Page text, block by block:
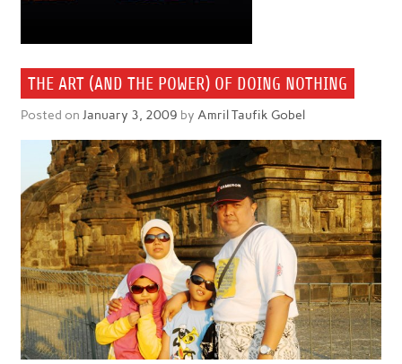
THE ART (AND THE POWER) OF DOING NOTHING
Posted on January 3, 2009 by Amril Taufik Gobel